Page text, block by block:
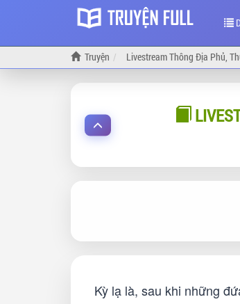
Truyện Livestream Thông Địa Phủ,
Kỳ lạ là, sau khi những